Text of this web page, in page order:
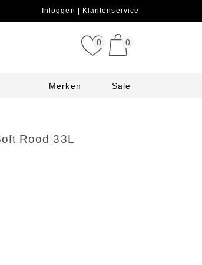
Inloggen Klantenservice
0 0
Merken Sale
Rood 33L